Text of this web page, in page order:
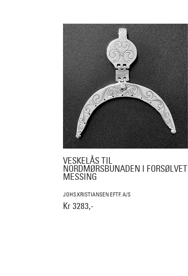
VESKELÅS TIL
NORDMØRSBUNADEN I FORSØLVET
MESSING
JOHS.KRISTIANSEN EFTF. A/S
Kr 3283,-